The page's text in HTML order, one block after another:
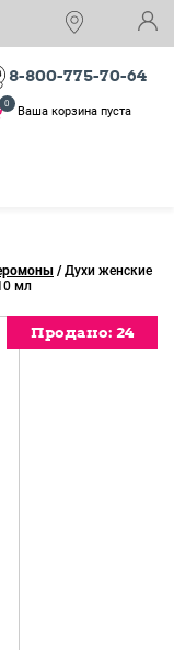
8-800-775-70-64
Ваша корзина пуста
0
/ Духи женские
мл
Продано: 24
Продано: 24
Продано: 24
Продано: 24
Продано: 24
Продано: 24
Продано: 24
Продано: 24
Продано: 24
Продано: 24